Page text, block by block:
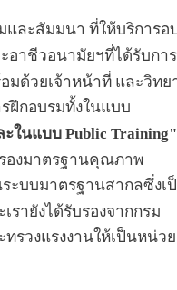
ละสัมมนา ที่ให้บริการอ
อาชีวอนามัยฯที่ได้รับการ
มด้วยเจ้าหน้าที่ และวิทย
ฝึกอบรมทั้งในแบบ
ะในแบบ Public Training"
องมาตรฐานคุณภาพ
ระบบมาตรฐานสากลซึ่งเ
รายังได้รับรองจากกรม
ทรวงแรงงานให้เป็นหน่วย